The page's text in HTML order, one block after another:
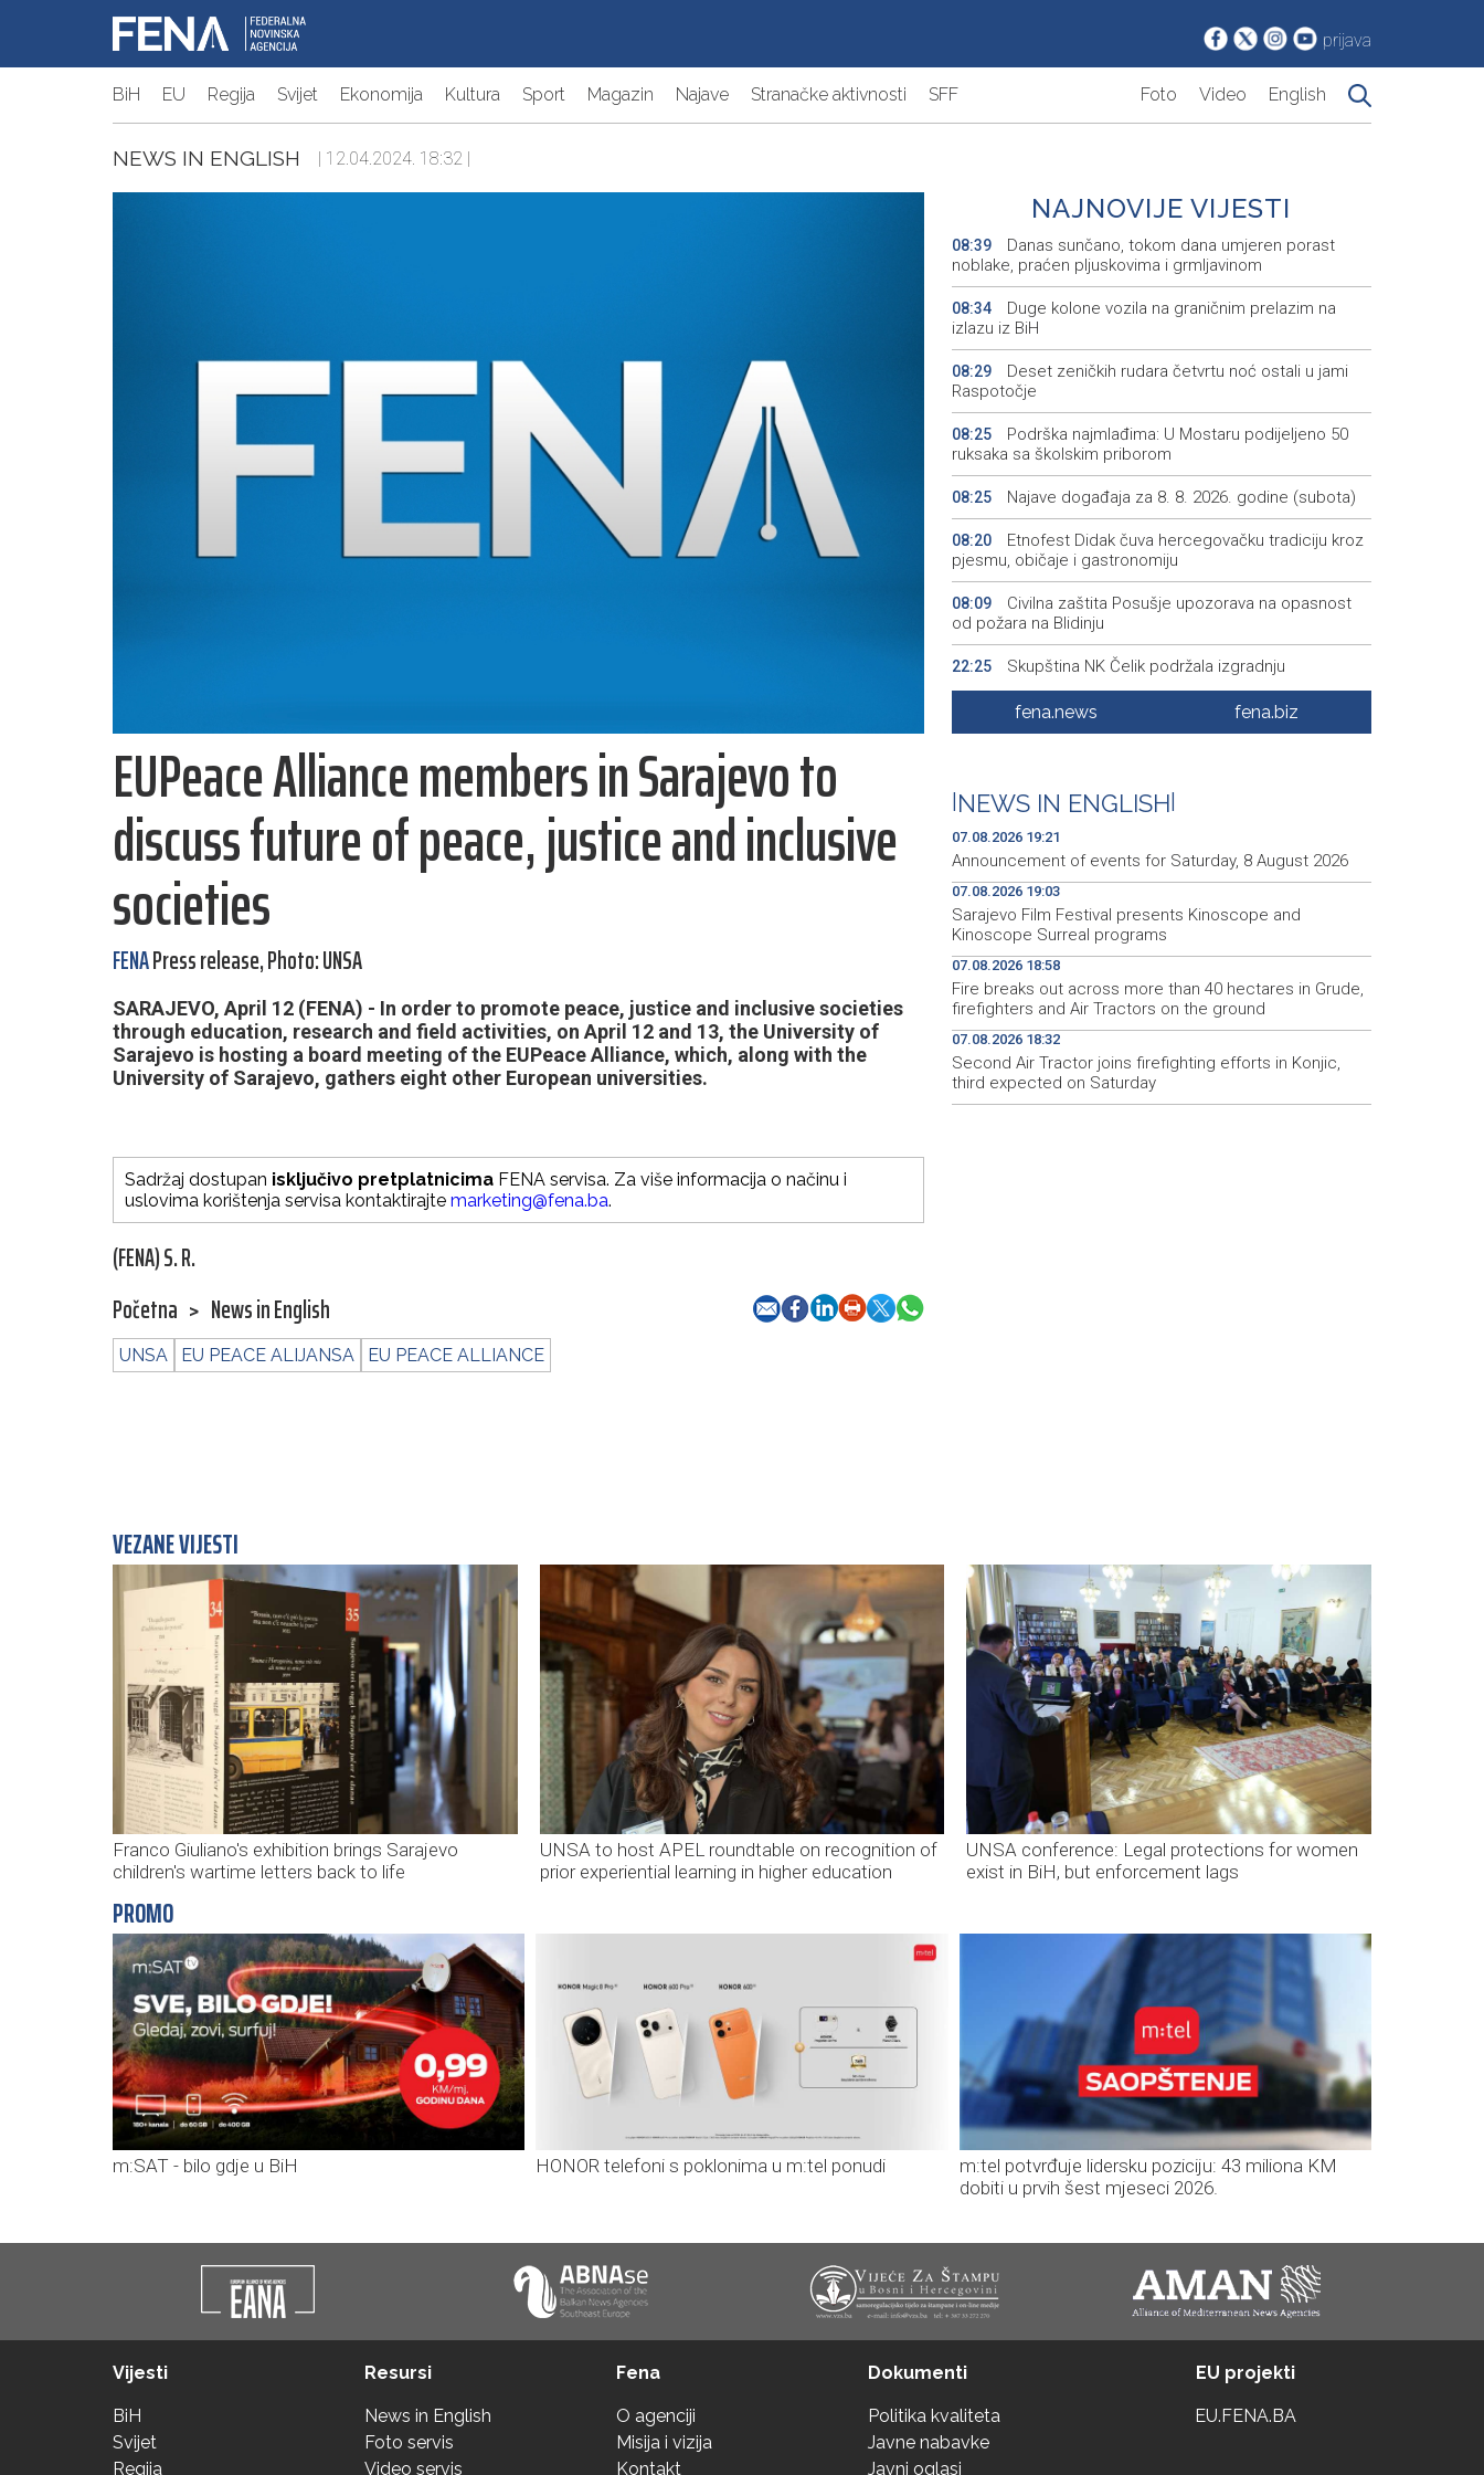
prijava
BiH EU Regija Svijet Ekonomija Kultura Sport Magazin Najave Stranačke aktivnosti SFF Foto Video English
NEWS IN ENGLISH | 12.04.2024. 18:32 |
EUPeace Alliance members in Sarajevo to
discuss future of peace, justice and inclusive
societies
FENAPress release, Photo: UNSA
SARAJEVO, April 12 (FENA) - In order to promote peace, justice and inclusive societies
through education, research and field activities, on April 12 and 13, the University of
Sarajevo is hosting a board meeting of the EUPeace Alliance, which, along with the
University of Sarajevo, gathers eight other European universities.
Sadržaj dostupan isključivo pretplatnicima FENA servisa. Za više informacija o načinu i
uslovima korištenja servisa kontaktirajte marketing@fena.ba.
(FENA) S. R.
Početna > News in English
UNSA EU PEACE ALIJANSA EU PEACE ALLIANCE
NAJNOVIJE VIJESTI
08:39
Danas sunčano, tokom dana umjeren porast
noblake, praćen pljuskovima i grmljavinom
08:34
Duge kolone vozila na graničnim prelazim na
izlazu iz BiH
08:29
Deset zeničkih rudara četvrtu noć ostali u jami
Raspotočje
08:25
Podrška najmlađima: U Mostaru podijeljeno 50
ruksaka sa školskim priborom
08:25 Najave događaja za 8. 8. 2026. godine (subota)
08:20
Etnofest Didak čuva hercegovačku tradiciju kroz
pjesmu, običaje i gastronomiju
08:09
Civilna zaštita Posušje upozorava na opasnost
od požara na Blidinju
22:25
Skupština NK Čelik podržala izgradnju
Nacionalnog stadiona
Željezničar savladao BSK na početku nove
20:46
Miljanović i Suljić ostale bez polufinala na 100 m
pr., svi bh. predstavnici okončali nastup na SP-u
fena.news fena.biz
NEWS IN ENGLISH
07.08.2026 19:21
Announcement of events for Saturday, 8 August 2026
07.08.2026 19:03
Sarajevo Film Festival presents Kinoscope and
Kinoscope Surreal programs
07.08.2026 18:58
Fire breaks out across more than 40 hectares in Grude,
firefighters and Air Tractors on the ground
07.08.2026 18:32
Second Air Tractor joins firefighting efforts in Konjic,
third expected on Saturday
VEZANE VIJESTI
Franco Giuliano's exhibition brings Sarajevo
children's wartime letters back to life
UNSA to host APEL roundtable on recognition of
prior experiential learning in higher education
UNSA conference: Legal protections for women
exist in BiH, but enforcement lags
PROMO
m:SAT - bilo gdje u BiH HONOR telefoni s poklonima u m:tel ponudi
m:tel potvrđuje lidersku poziciju: 43 miliona KM
dobiti u prvih šest mjeseci 2026.
Vijesti
BiH
Svijet
Regija
Resursi
News in English
Foto servis
Video servis
Fena
O agenciji
Misija i vizija
Kontakt
Dokumenti
Politika kvaliteta
Javne nabavke
Javni oglasi
EU projekti
EU.FENA.BA